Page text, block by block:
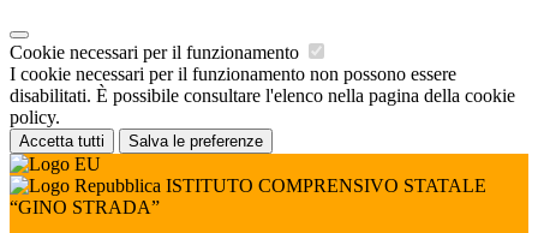
Cookie necessari per il funzionamento
I cookie necessari per il funzionamento non possono essere
disabilitati. È possibile consultare l'elenco nella pagina della cookie
policy.
Accetta tutti Salva le preferenze
ISTITUTO COMPRENSIVO STATALE
“GINO STRADA”